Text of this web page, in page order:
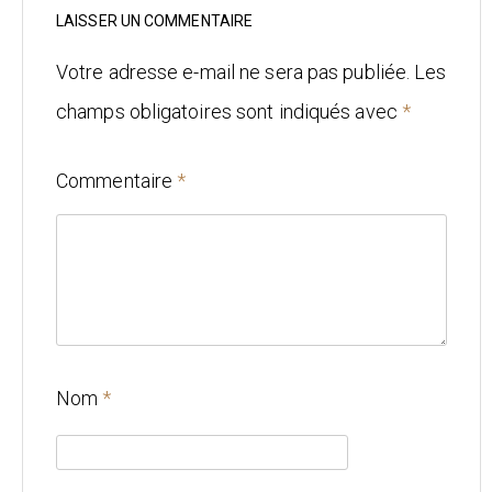
Mariage
Architecture
LAISSER UN COMMENTAIRE
Votre adresse e-mail ne sera pas publiée. Les
champs obligatoires sont indiqués avec *
Commentaire *
Nom *